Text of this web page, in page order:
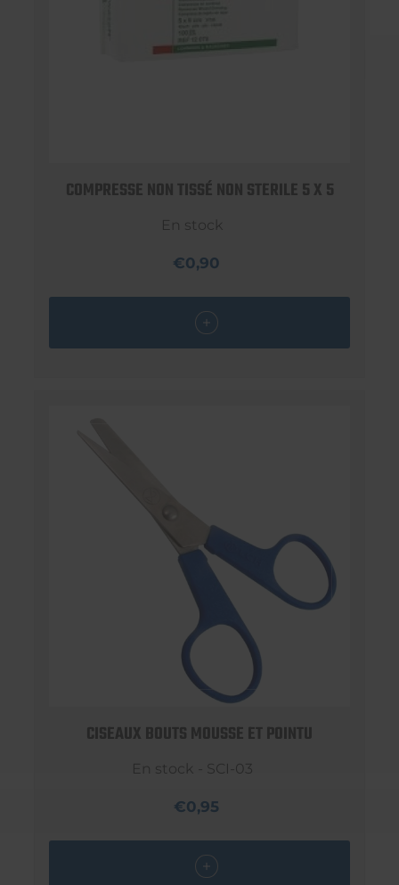
COMPRESSE NON TISSÉ NON STERILE 5 X 5
En stock
€0,90
CISEAUX BOUTS MOUSSE ET POINTU
En stock - SCI-03
€0,95